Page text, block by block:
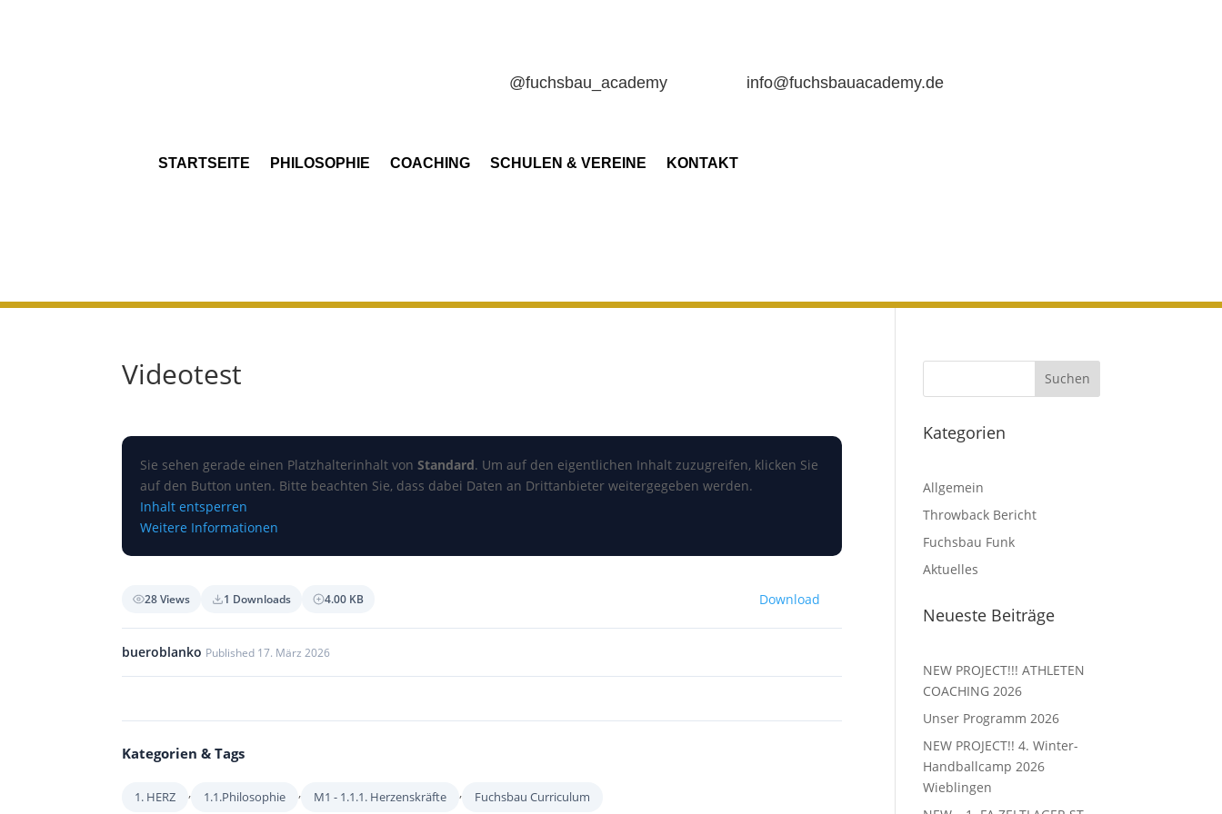
@fuchsbau_academy info@fuchsbauacademy.de
STARTSEITE PHILOSOPHIE COACHING SCHULEN & VEREINE KONTAKT
Videotest
Sie sehen gerade einen Platzhalterinhalt vonStandard. Um auf den eigentlichen Inhalt zuzugreifen, klicken Sie
auf den Button unten. Bitte beachten Sie, dass dabei Daten an Drittanbieter weitergegeben werden.
Inhalt entsperren
Weitere Informationen
28 Views 1 Downloads 4.00 KB Download
bueroblanko Published 17. März 2026
Kategorien & Tags
1. HERZ , 1.1.Philosophie , M1 - 1.1.1. Herzenskräfte , Fuchsbau Curriculum
Kategorien
Allgemein
Throwback Bericht
Fuchsbau Funk
Aktuelles
Neueste Beiträge
NEW PROJECT!!! ATHLETEN
COACHING 2026
Unser Programm 2026
NEW PROJECT!! 4. Winter-
Handballcamp 2026
Wieblingen